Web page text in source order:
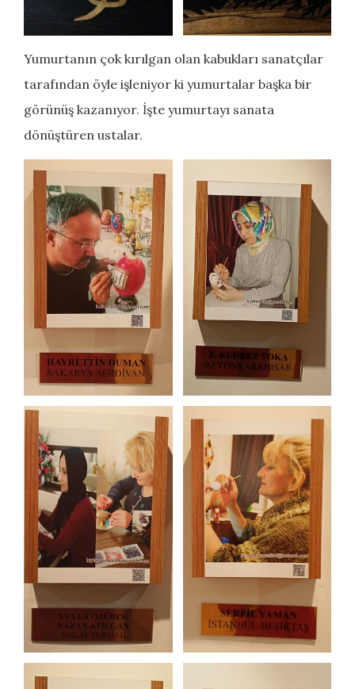
Yumurtanın çok kırılgan olan kabukları sanatçılar
tarafından öyle işleniyor ki yumurtalar başka bir
görünüş kazanıyor. İşte yumurtayı sanata
dönüştüren ustalar.